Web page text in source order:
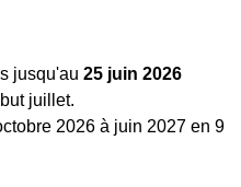
jusqu'au 25 juin 2026
juillet.
2026 à juin 2027 en 9